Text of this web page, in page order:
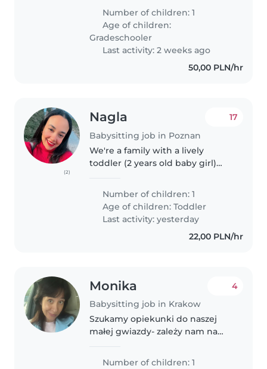
energicznego 7-lataka.
Poszukujemy Opiekunki do
dziecka, która podejmie się
opieki nad nim w jej
mieszkaniu...
Number of children: 1
Age of children:
Gradeschooler
Last activity: 2 weeks ago
50,00 PLN/hr
(2)
Nagla
Babysitting job in Poznan
17
We're a family with a lively
toddler (2 years old baby girl)
looking for a reliable babysitter
who's comfortable with light..
Number of children: 1
Age of children:Toddler
Last activity: yesterday
22,00 PLN/hr
Monika
Babysitting job in Krakow
4
Szukamy opiekunki do naszej
małej gwiazdy- zależy nam na
obcym - angielski bądź francuski
Number of children: 1